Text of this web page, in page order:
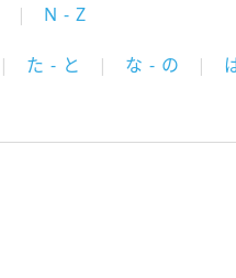
N - Z
た - と な - の